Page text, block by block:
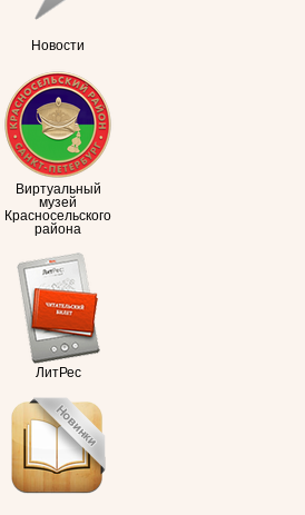
Новости
Виртуальный
музей
Красносельского
района
ЛитРес